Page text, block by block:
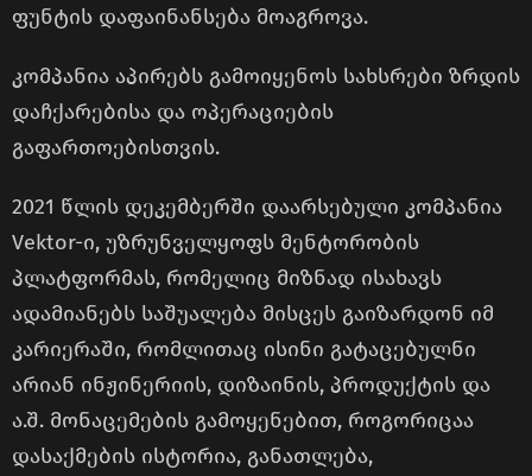
ფუნტის დაფაინანსება მოაგროვა.
კომპანია აპირებს გამოიყენოს სახსრები ზრდის
დაჩქარებისა და ოპერაციების
გაფართოებისთვის.
2021 წლის დეკემბერში დაარსებული კომპანია
Vektor-ი, უზრუნველყოფს მენტორობის
პლატფორმას, რომელიც მიზნად ისახავს
ადამიანებს საშუალება მისცეს გაიზარდონ იმ
კარიერაში, რომლითაც ისინი გატაცებულნი
არიან ინჟინერიის, დიზაინის, პროდუქტის და
ა.შ. მონაცემების გამოყენებით, როგორიცაა
დასაქმების ისტორია, განათლება,